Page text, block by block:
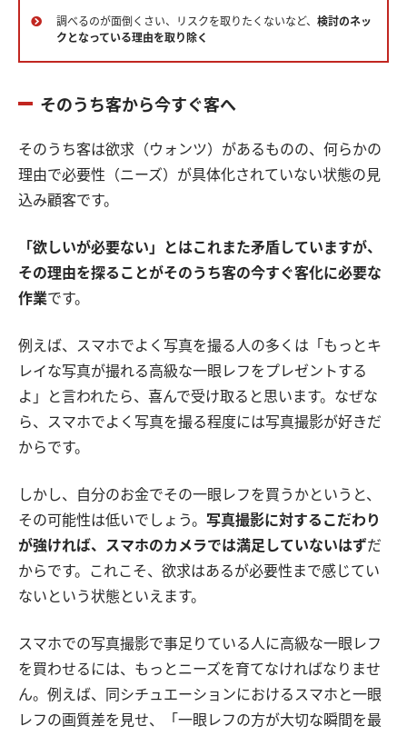
調べるのが面倒くさい、リスクを取りたくないなど、 検討のネッ
クとなっている理由を取り除く
そのうち客から今すぐ客へ
そのうち客は欲求（ウォンツ）があるものの、何らかの
理由で必要性（ニーズ）が具体化されていない状態の見
込み顧客です。
「欲しいが必要ない」とはこれまた矛盾していますが、
その理由を探ることがそのうち客の今すぐ客化に必要な
作業です。
例えば、スマホでよく写真を撮る人の多くは「もっとキ
レイな写真が撮れる高級な一眼レフをプレゼントする
よ」と言われたら、喜んで受け取ると思います。なぜな
ら、スマホでよく写真を撮る程度には写真撮影が好きだ
からです。
しかし、自分のお金でその一眼レフを買うかというと、
その可能性は低いでしょう。 写真撮影に対するこだわり
が強ければ、スマホのカメラでは満足していないはずだ
からです。これこそ、欲求はあるが必要性まで感じてい
ないという状態といえます。
スマホでの写真撮影で事足りている人に高級な一眼レフ
を買わせるには、もっとニーズを育てなければなりませ
ん。例えば、同シチュエーションにおけるスマホと一眼
レフの画質差を見せ、「一眼レフの方が大切な瞬間を最